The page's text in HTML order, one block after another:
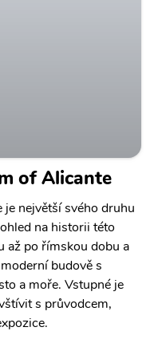
of Alicante
největší svého druhu
na historii této
až po římskou dobu a
budově s
a moře. Vstupné je
s průvodcem,